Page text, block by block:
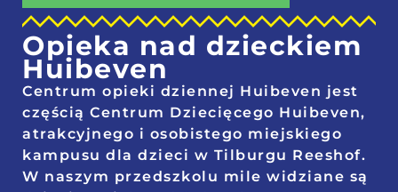
Opieka nad dzieckiem
Huibeven
Centrum opieki dziennej Huibeven jest
częścią Centrum Dziecięcego Huibeven,
atrakcyjnego i osobistego miejskiego
kampusu dla dzieci w Tilburgu Reeshof.
W naszym przedszkolu mile widziane są